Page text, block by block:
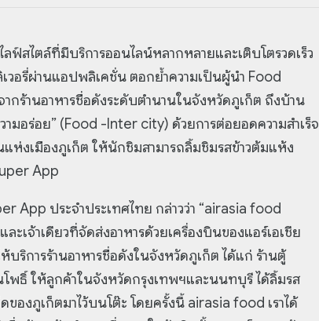
สไตล์ที่มีบริการออนไลน์หลากหลายและเติบโตรวดเร็ว
วอรี่ผ่านแอปพลิเคชั่น ตอกย้ำความเป็นผู้นำ Food
กร้านอาหารชื่อดังระดับตำนานในจังหวัดภูเก็ต ถึงบ้าน
มอร่อย” (Food -Inter city) ด้วยการต่อยอดความสำเร็จ
ห่งเมืองภูเก็ต ให้นักชิมสามารถลิ้มชิมรสข้าวต้มแห้ง
App
App ประจำประเทศไทย กล่าวว่า “airasia food
เจ้าเดียวที่จัดส่งอาหารด้วยเครื่องบินของแอร์เอเชีย
บริการร้านอาหารชื่อดังในจังหวัดภูเก็ต ได้แก่ ร้านตู้
พธิ์ ให้ลูกค้าในจังหวัดกรุงเทพฯและนนทบุรี ได้ลิ้มรส
องภูเก็ตมาไว้บนโต๊ะ โดยครั้งนี้ airasia food เราได้